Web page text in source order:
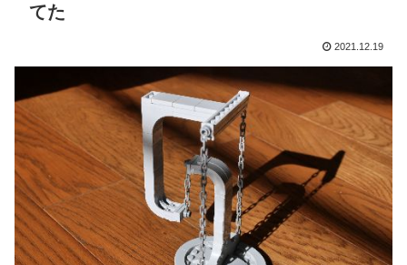
てた
2021.12.19